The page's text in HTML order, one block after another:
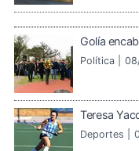
Golía
Política |
Teresa
Deportes |